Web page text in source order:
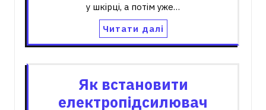
у шкірці, а потім уже…
Читати далі
Як встановити
електропідсилювач